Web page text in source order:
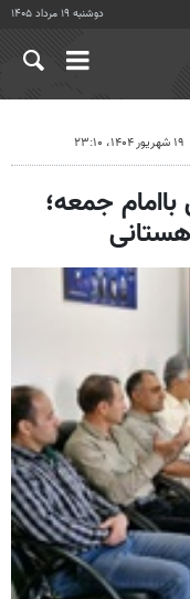
دوشنبه ۱۹ مرداد ۱۴۰۵
۱۹ شهریور ۱۴۰۴، ۲۳:۱۰
جمعه؛